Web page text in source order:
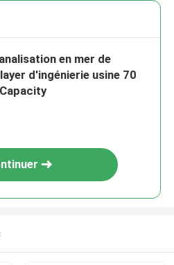
en mer de
d'ingénierie usine 70